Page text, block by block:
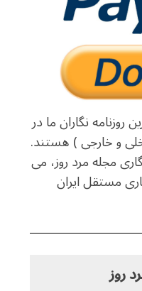
نگاران ما در
و خارجی ) هستند.
مجله مرد روز، می
مستقل ایران
روز